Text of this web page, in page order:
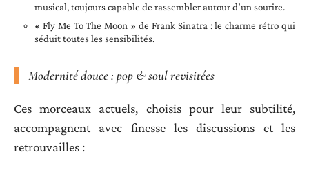
musical, toujours capable de rassembler autour d’un sourire.
« Fly Me To The Moon » de Frank Sinatra : le charme rétro qui
séduit toutes les sensibilités.
Modernité douce : pop & soul revisitées
Ces morceaux actuels, choisis pour leur subtilité,
accompagnent avec finesse les discussions et les
retrouvailles :